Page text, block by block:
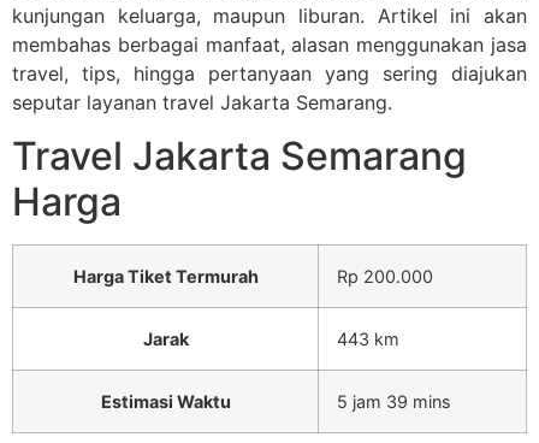
kunjungan keluarga, maupun liburan. Artikel ini akan
membahas berbagai manfaat, alasan menggunakan jasa
travel, tips, hingga pertanyaan yang sering diajukan
seputar layanan travel Jakarta Semarang.
Travel Jakarta Semarang
Harga
Harga Tiket Termurah Rp 200.000
Jarak 443 km
Estimasi Waktu 5 jam 39 mins